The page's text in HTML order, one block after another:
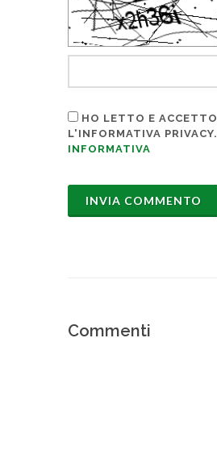
HO LETTO E ACCETTO
L'INFORMATIVA PRIVACY.
INFORMATIVA
Commenti